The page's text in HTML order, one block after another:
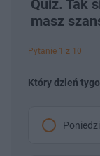
Quiz. Tak
masz
Pytanie 1 z 10
Który dzień